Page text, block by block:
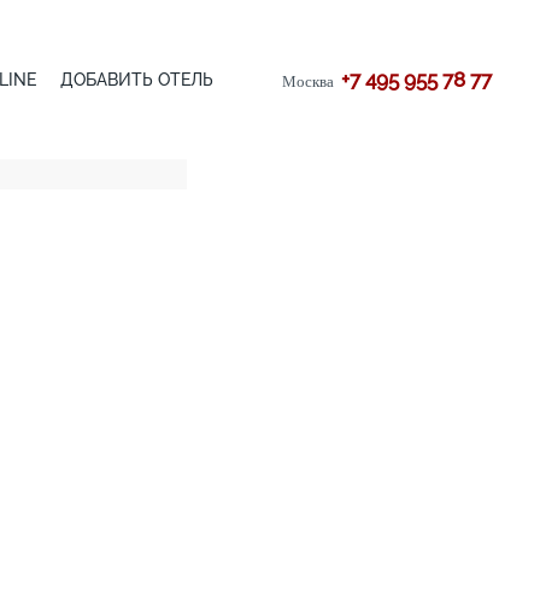
ДОБАВИТЬ ОТЕЛЬ Москва +7 495 955 78 77